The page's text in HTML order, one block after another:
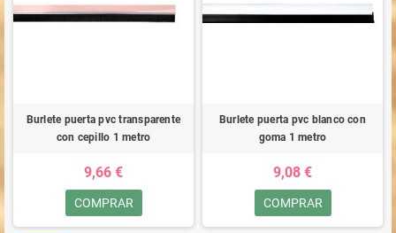
Burlete puerta pvc transparente
con cepillo 1 metro
9,66 €
COMPRAR
Burlete puerta pvc blanco con
goma 1 metro
9,08 €
COMPRAR